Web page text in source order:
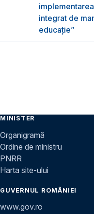
integrat de
educație”
MINISTER
Organigramă
Ordine de ministru
PNRR
Harta site-ului
GUVERNUL ROMÂNIEI
www.gov.ro